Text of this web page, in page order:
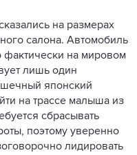
на размерах
салона. Автомобиль
фактически на мировом
лишь один
японский
на трассе малыша из
сбрасывать
поэтому уверенно
лидировать